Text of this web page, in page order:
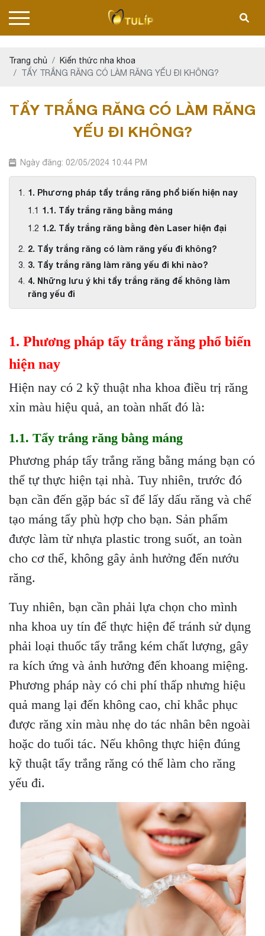
Trang chủ
Kiến thức nha khoa
TẨY TRẮNG RĂNG CÓ LÀM RĂNG YẾU ĐI KHÔNG?
TẨY TRẮNG RĂNG CÓ LÀM RĂNG
YẾU ĐI KHÔNG?
Ngày đăng: 02/05/2024 10:44 PM
1. Phương pháp tẩy trắng răng phổ biến hiện nay
1.1. Tẩy trắng răng bằng máng
1.2. Tẩy trắng răng bằng đèn Laser hiện đại
2. Tẩy trắng răng có làm răng yếu đi không?
3. Tẩy trắng răng làm răng yếu đi khi nào?
4. Những lưu ý khi tẩy trắng răng để không làm
răng yếu đi
1. Phương pháp tẩy trắng răng phổ biến
hiện nay
Hiện nay có 2 kỹ thuật nha khoa điều trị răng
xỉn màu hiệu quả, an toàn nhất đó là:
1.1. Tẩy trắng răng bằng máng
Phương pháp tẩy trắng răng bằng máng bạn có
thể tự thực hiện tại nhà. Tuy nhiên, trước đó
bạn cần đến gặp bác sĩ để lấy dấu răng và chế
tạo máng tẩy phù hợp cho bạn. Sản phẩm
được làm từ nhựa plastic trong suốt, an toàn
cho cơ thể, không gây ảnh hưởng đến nướu
răng.
Tuy nhiên, bạn cần phải lựa chọn cho mình
nha khoa uy tín để thực hiện để tránh sử dụng
phải loại thuốc tẩy trắng kém chất lượng, gây
ra kích ứng và ảnh hưởng đến khoang miệng.
Phương pháp này có chi phí thấp nhưng hiệu
quả mang lại đến không cao, chỉ khắc phục
được răng xỉn màu nhẹ do tác nhân bên ngoài
hoặc do tuổi tác. Nếu không thực hiện đúng
kỹ thuật tẩy trắng răng có thể làm cho răng
yếu đi.